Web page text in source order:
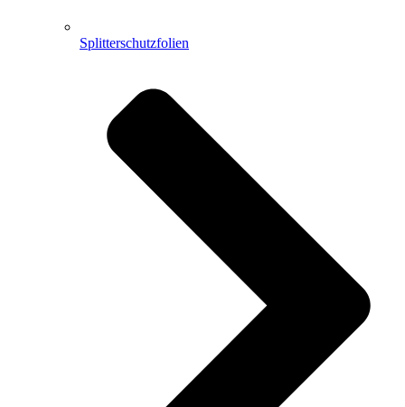
Splitterschutzfolien